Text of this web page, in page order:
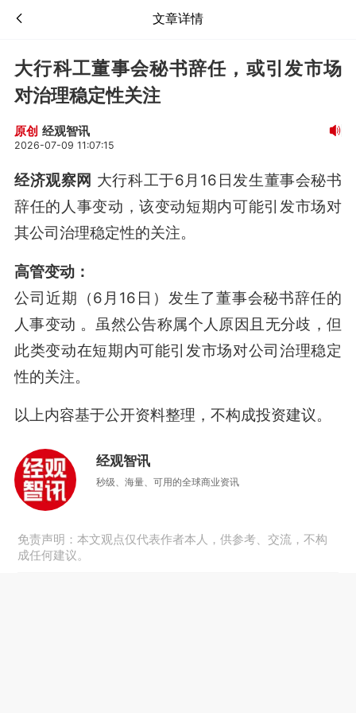
文章详情
大行科工董事会秘书辞任，或引发市场
对治理稳定性关注
原创 经观智讯
2026-07-09 11:07:15
经济观察网 大行科工于6月16日发生董事会秘书
辞任的人事变动，该变动短期内可能引发市场对
其公司治理稳定性的关注。
高管变动：
公司近期（6月16日）发生了董事会秘书辞任的
人事变动 。虽然公告称属个人原因且无分歧，但
此类变动在短期内可能引发市场对公司治理稳定
性的关注。
以上内容基于公开资料整理，不构成投资建议。
经观智讯
秒级、海量、可用的全球商业资讯
免责声明：本文观点仅代表作者本人，供参考、交流，不构
成任何建议。